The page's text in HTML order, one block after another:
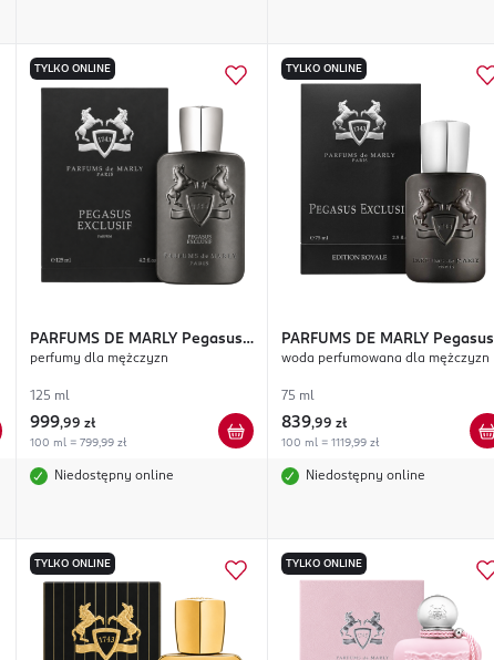
TYLKO ONLINE
PARFUMS DE MARLY Pegasus
Exclusif
perfumy dla mężczyzn
125 ml
999,99 zł
100 ml = 799,99 zł
Niedostępny online
TYLKO ONLINE
PARFUMS DE MARLY Pegasus
Exclusif
woda perfumowana dla mężczyzn
75 ml
839,99 zł
100 ml = 1119,99 zł
Niedostępny online
TYLKO ONLINE TYLKO ONLINE